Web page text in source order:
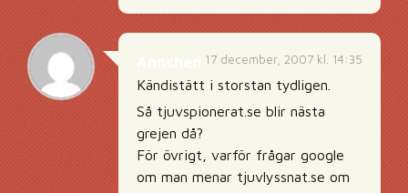
17 december, 2007 kl. 14:35
Kändistätt i storstan tydligen.
Så tjuvspionerat.se blir nästa
grejen då?
För övrigt, varför frågar google
om man menar tjuvlyssnat.se om